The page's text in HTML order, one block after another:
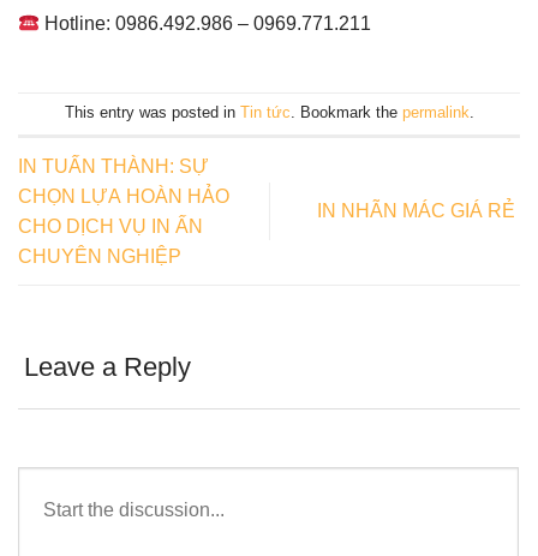
Hotline: 0986.492.986 – 0969.771.211
This entry was posted in Tin tức. Bookmark the permalink.
IN TUẤN THÀNH: SỰ
CHỌN LỰA HOÀN HẢO
CHO DỊCH VỤ IN ẤN
CHUYÊN NGHIỆP
IN NHÃN MÁC GIÁ RẺ
Leave a Reply